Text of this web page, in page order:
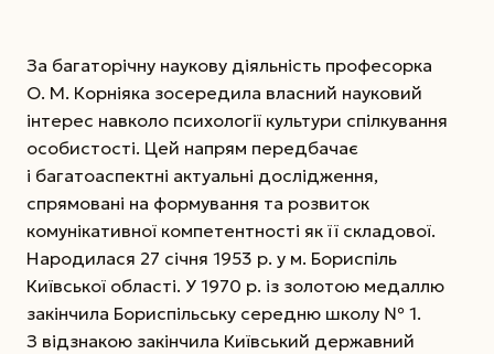
За багаторічну наукову діяльність професорка
О. М. Корніяка зосередила власний науковий
інтерес навколо психології культури спілкування
особистості. Цей напрям передбачає
і багатоаспектні актуальні дослідження,
спрямовані на формування та розвиток
комунікативної компетентності як її складової.
Народилася 27 січня 1953 р. у м. Бориспіль
Київської області. У 1970 р. із золотою медаллю
закінчила Бориспільську середню школу № 1.
З відзнакою закінчила Київський державний